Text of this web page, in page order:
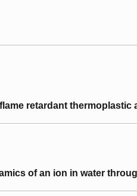
retardant thermoplastic
of an ion in water